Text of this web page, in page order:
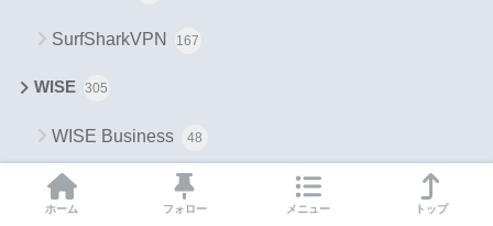
SurfSharkVPN 167
WISE 305
WISE Business 48
WISE個人口座 255
ホーム フォロー メニュー トップ